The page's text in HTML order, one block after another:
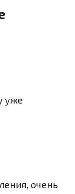
уже
очень